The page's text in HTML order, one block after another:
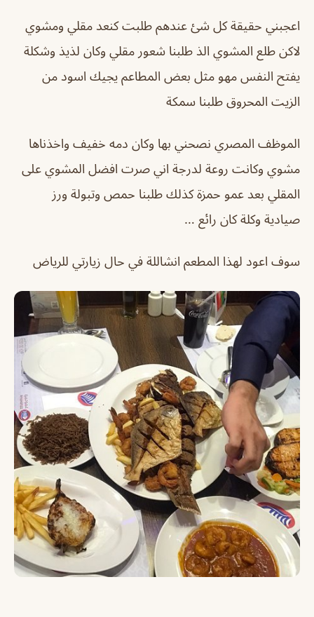
اعجبني حقيقة كل شئ عندهم طلبت كنعد مقلي ومشوي
لاكن طلع المشوي الذ طلبنا شعور مقلي وكان لذيذ وشكلة
يفتح النفس مهو مثل بعض المطاعم يجيك اسود من
الزيت المحروق طلبنا سمكة
الموظف المصري نصحني بها وكان دمه خفيف واخذناها
مشوي وكانت روعة لدرجة اني صرت افضل المشوي على
المقلي بعد عمو حمزة كذلك طلبنا حمص وتبولة ورز
صيادية وكلة كان رائع …
سوف اعود لهذا المطعم انشاللة في حال زيارتي للرياض